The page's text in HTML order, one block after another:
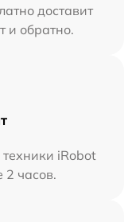
доставит
и обратно.
iRobot
2 часов.